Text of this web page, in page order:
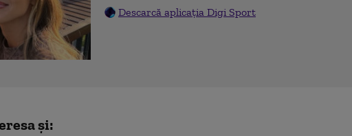
Descarcă aplicația Digi Sport
și: